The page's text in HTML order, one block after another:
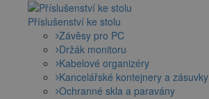
Příslušenství ke stolu
Závěsy pro PC
Držák monitoru
Kabelové organizéry
Kancelářské kontejnery a zásuvky
Ochranné skla a paravány